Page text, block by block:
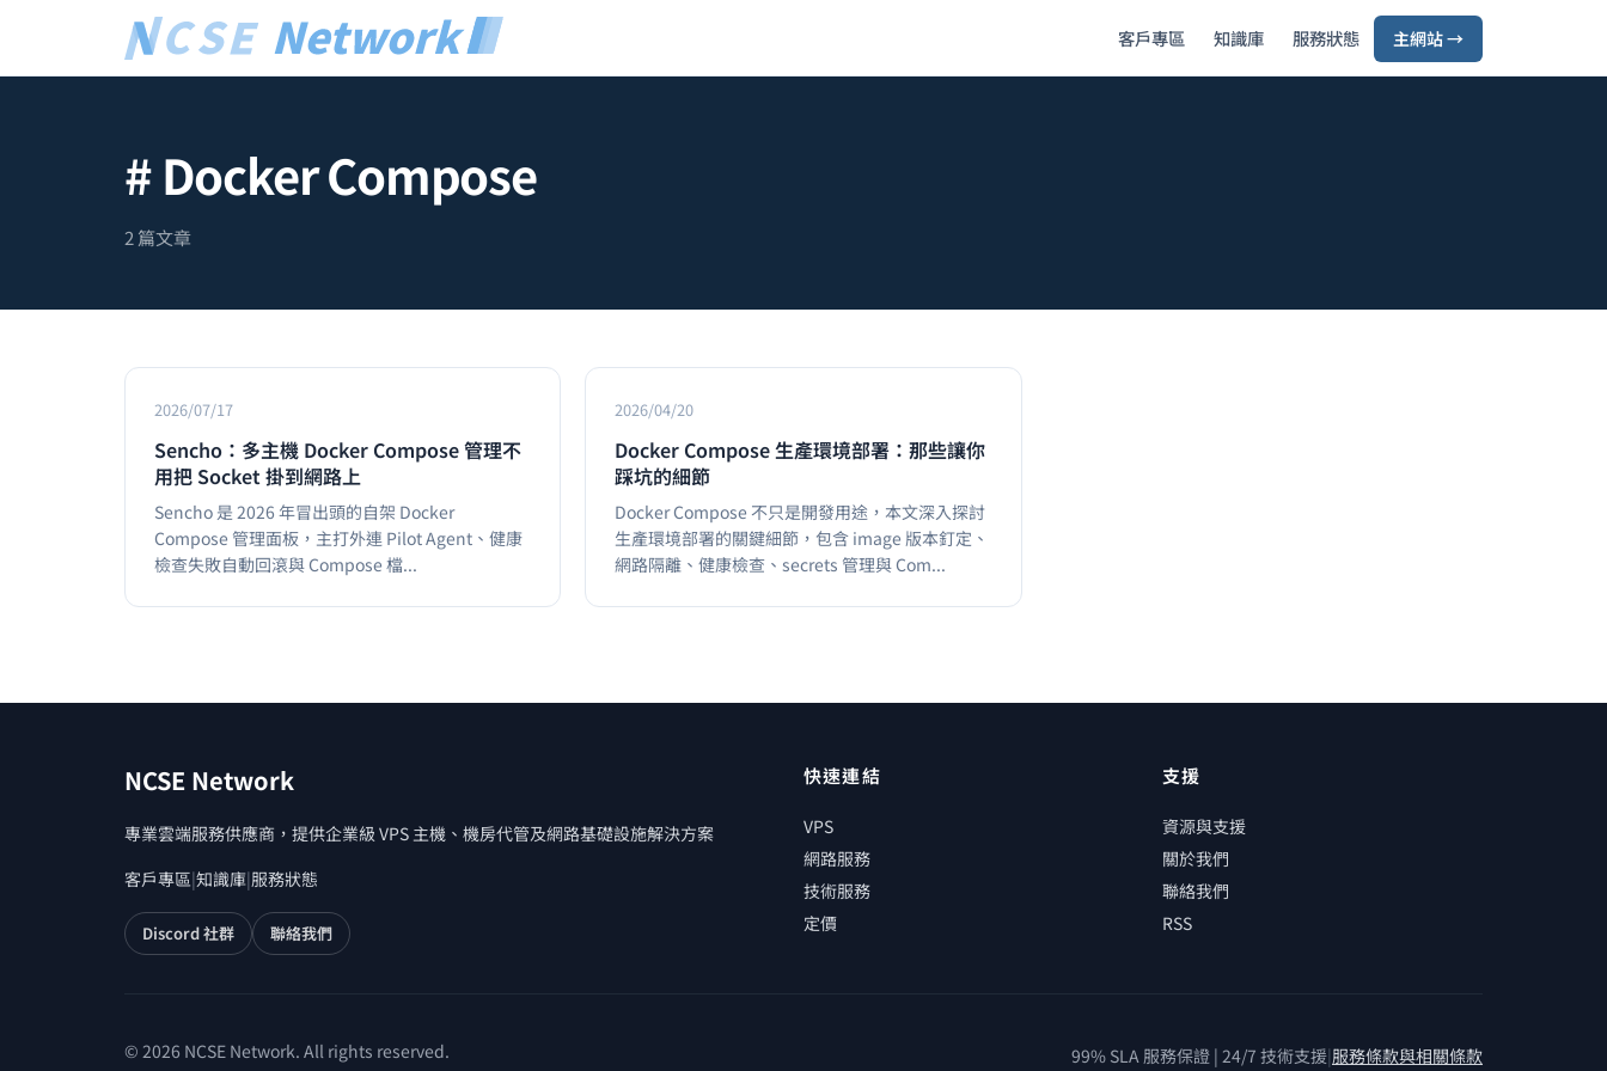
客戶專區 知識庫 服務狀態 主網站 →
# Docker Compose
2 篇文章
2026/07/17
Sencho：多主機 Docker Compose 管理不
用把 Socket 掛到網路上
Sencho 是 2026 年冒出頭的自架 Docker
Compose 管理面板，主打外連 Pilot Agent、健康
檢查失敗自動回滾與 Compose 檔...
2026/04/20
Docker Compose 生產環境部署：那些讓你
踩坑的細節
Docker Compose 不只是開發用途，本文深入探討
生產環境部署的關鍵細節，包含 image 版本釘定、
網路隔離、健康檢查、secrets 管理與 Com...
NCSE Network
專業雲端服務供應商，提供企業級 VPS 主機、機房代管及網路基礎設施解決方案
客戶專區|知識庫|服務狀態
Discord 社群 聯絡我們
快速連結
VPS
網路服務
技術服務
定價
支援
資源與支援
關於我們
聯絡我們
RSS
© 2026 NCSE Network. All rights reserved. 99% SLA 服務保證 | 24/7 技術支援|服務條款與相關條款